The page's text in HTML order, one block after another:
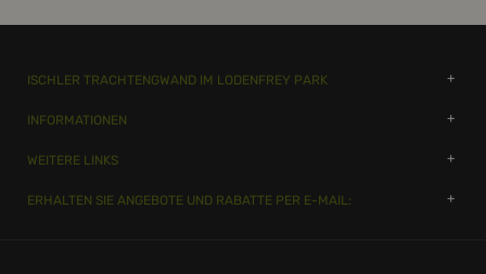
ISCHLER TRACHTENGWAND IM LODENFREY PARK
INFORMATIONEN
WEITERE LINKS
ERHALTEN SIE ANGEBOTE UND RABATTE PER E-MAIL: